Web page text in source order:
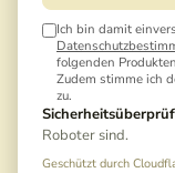
Ich bin damit
folgenden
Zudem stimme ich
zu.
Roboter sind.
Geschützt durch